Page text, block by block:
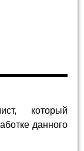
который
данного